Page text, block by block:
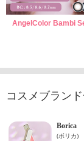
AngelColor Bambi
コスメブラン